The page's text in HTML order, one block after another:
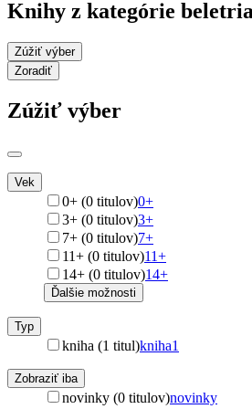
Knihy z kategórie
Zúžiť výber
Zoradiť
Zúžiť výber
Vek
0+ (0 titulov)0+
3+ (0 titulov)3+
7+ (0 titulov)7+
11+ (0 titulov)11+
14+ (0 titulov)14+
Ďalšie možnosti
Typ
kniha (1 titul)kniha1
Zobraziť iba
novinky (0 titulov)novinky